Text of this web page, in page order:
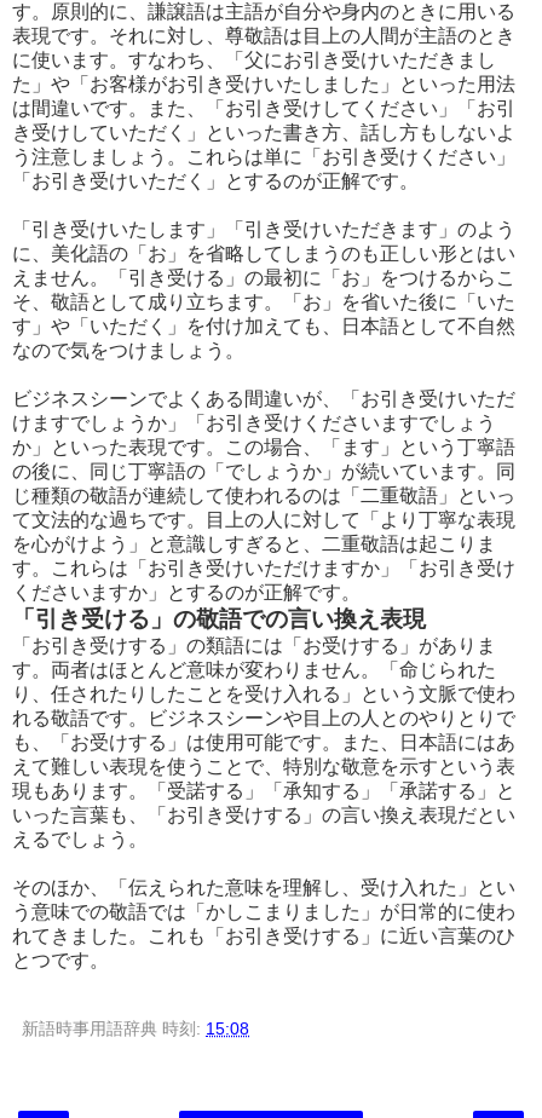
す。原則的に、謙譲語は主語が自分や身内のときに用いる
表現です。それに対し、尊敬語は目上の人間が主語のとき
に使います。すなわち、「父にお引き受けいただきまし
た」や「お客様がお引き受けいたしました」といった用法
は間違いです。また、「お引き受けしてください」「お引
き受けしていただく」といった書き方、話し方もしないよ
う注意しましょう。これらは単に「お引き受けください」
「お引き受けいただく」とするのが正解です。
「引き受けいたします」「引き受けいただきます」のよう
に、美化語の「お」を省略してしまうのも正しい形とはい
えません。「引き受ける」の最初に「お」をつけるからこ
そ、敬語として成り立ちます。「お」を省いた後に「いた
す」や「いただく」を付け加えても、日本語として不自然
なので気をつけましょう。
ビジネスシーンでよくある間違いが、「お引き受けいただ
けますでしょうか」「お引き受けくださいますでしょう
か」といった表現です。この場合、「ます」という丁寧語
の後に、同じ丁寧語の「でしょうか」が続いています。同
じ種類の敬語が連続して使われるのは「二重敬語」といっ
て文法的な過ちです。目上の人に対して「より丁寧な表現
を心がけよう」と意識しすぎると、二重敬語は起こりま
す。これらは「お引き受けいただけますか」「お引き受け
くださいますか」とするのが正解です。
「引き受ける」の敬語での言い換え表現
「お引き受けする」の類語には「お受けする」がありま
す。両者はほとんど意味が変わりません。「命じられた
り、任されたりしたことを受け入れる」という文脈で使わ
れる敬語です。ビジネスシーンや目上の人とのやりとりで
も、「お受けする」は使用可能です。また、日本語にはあ
えて難しい表現を使うことで、特別な敬意を示すという表
現もあります。「受諾する」「承知する」「承諾する」と
いった言葉も、「お引き受けする」の言い換え表現だとい
えるでしょう。
そのほか、「伝えられた意味を理解し、受け入れた」とい
う意味での敬語では「かしこまりました」が日常的に使わ
れてきました。これも「お引き受けする」に近い言葉のひ
とつです。
新語時事用語辞典 時刻: 15:08